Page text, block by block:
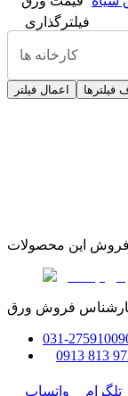
فیلترگذاری
کارخانه ها
اعمال فیلتر فیلترها
این محصولات
فروش ورق
-
031
0913 813
تلگرام واتساپ